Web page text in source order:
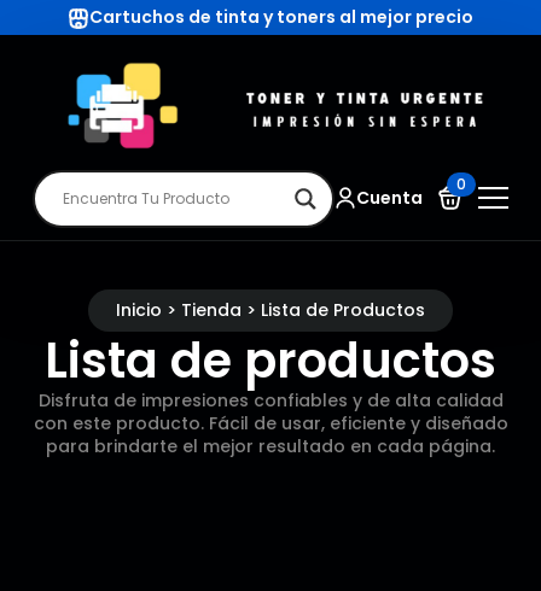
Cartuchos de tinta y toners al mejor precio
Cuenta
0
Inicio > Tienda > Lista de Productos
Lista de productos
Disfruta de impresiones confiables y de alta calidad
con este producto. Fácil de usar, eficiente y diseñado
para brindarte el mejor resultado en cada página.